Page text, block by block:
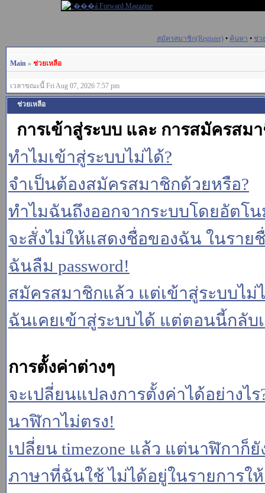
สมัครสมาชิก(Register) • ค้นหา • ช่ว
Main » ช่วยเหลือ
เวลาขณะนี้ Fri Aug 07, 2026 7:57 pm
ช่วยเหลือ
การเข้าสู่ระบบ และ การสมัครสม
ทำไมเข้าสู่ระบบไม่ได้?
จำเป็นต้องสมัครสมาชิกด้วยหรือ?
ทำไมฉันถึงออกจากระบบโดยอัตโ
จะสั่งไม่ให้แสดงชื่อของฉัน ในราย
ฉันลืม password!
สมัครสมาชิกแล้ว แต่เข้าสู่ระบบไม่
ฉันเคยเข้าสู่ระบบได้ แต่ตอนนี้กลับ
การตั้งค่าต่างๆ
จะเปลี่ยนแปลงการตั้งค่าได้อย่างไร
นาฬิกาไม่ตรง!
เปลี่ยน timezone แล้ว แต่นาฬิกาก็ยั
ภาษาที่ฉันใช้ ไม่ได้อยู่ในรายการใ